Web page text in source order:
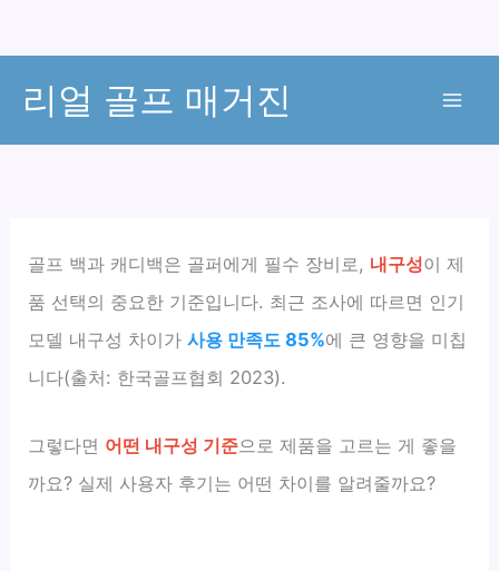
리얼 골프 매거진
골프 백과 캐디백은 골퍼에게 필수 장비로, 내구성이 제
품 선택의 중요한 기준입니다. 최근 조사에 따르면 인기
모델 내구성 차이가사용 만족도 85%에 큰 영향을 미칩
니다(출처: 한국골프협회 2023).
그렇다면 어떤 내구성 기준으로 제품을 고르는 게 좋을
까요? 실제 사용자 후기는 어떤 차이를 알려줄까요?